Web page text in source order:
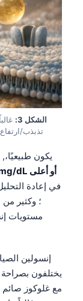
الشكل 3:
تذبذب/
يكون طبيعيًا،,
126 mg/dL أو أعلى
في إعادة
مستويات
إنسولين
يختلفون